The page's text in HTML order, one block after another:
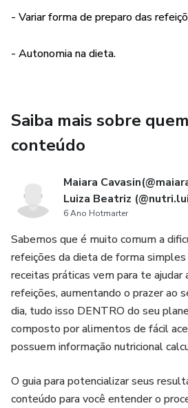
- Variar forma de preparo das
- Autonomia na dieta.
Saiba mais sobre
conteúdo
Maiara
Luiza Beatriz
6 Ano Hotmarter
Sabemos que é muito comum a
refeições da dieta de forma simples
receitas práticas vem para te ajudar
refeições, aumentando o prazer ao
dia, tudo isso DENTRO do seu
composto por alimentos de fácil
possuem informação nutricional
O guia para potencializar seus
conteúdo para você entender o